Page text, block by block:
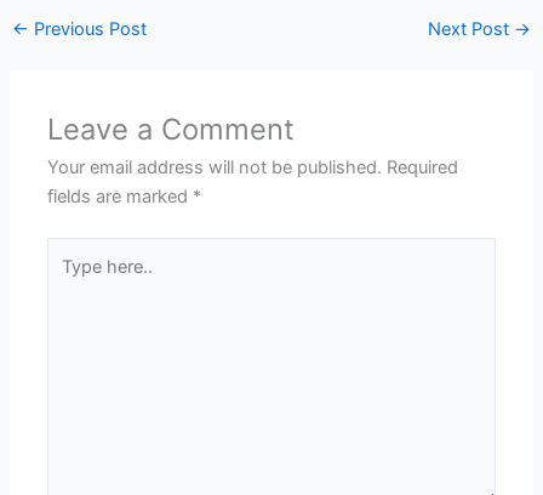
← Previous Post Next Post →
Leave a Comment
Your email address will not be published. Required
fields are marked *
here..